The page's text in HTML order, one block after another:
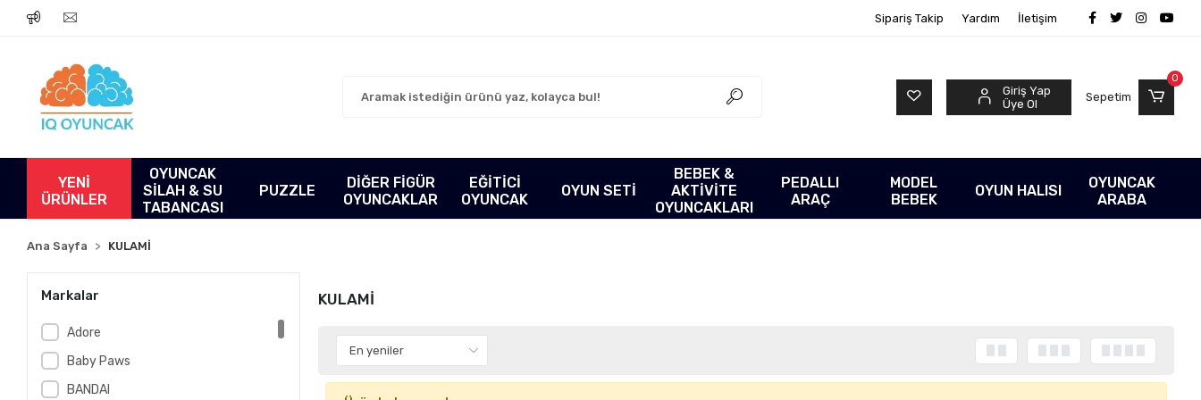
Sipariş Takip Yardım İletişim
Giriş Yap
Üye Ol
Sepetim
0
YENİ
ÜRÜNLER
OYUNCAK
SİLAH & SU
TABANCASI
PUZZLE
DİĞER FİGÜR
OYUNCAKLAR
EĞİTİCİ
OYUNCAK
OYUN SETİ
BEBEK &
AKTİVİTE
OYUNCAKLARI
PEDALLI
ARAÇ
MODEL
BEBEK
OYUN HALISI
OYUNCAK
ARABA
Ana Sayfa KULAMİ
Markalar
Adore
Baby Paws
BANDAI
KULAMİ